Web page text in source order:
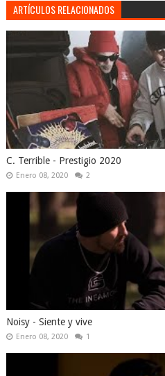
ARTÍCULOS RELACIONADOS
C. Terrible - Prestigio 2020
Enero 08, 2020 2
Noisy - Siente y vive
Enero 08, 2020 1